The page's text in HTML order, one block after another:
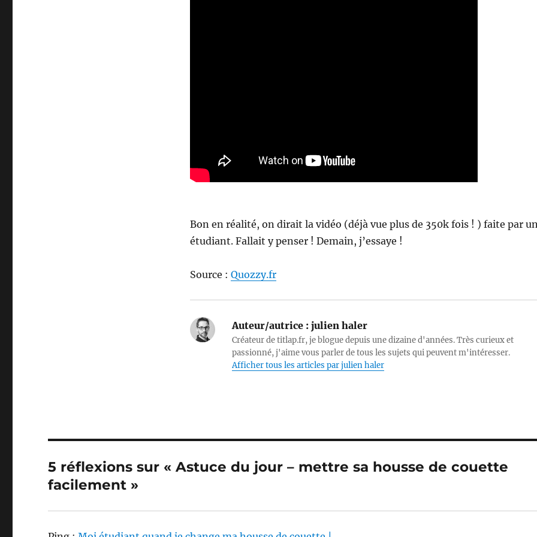
Bon en réalité, on dirait la vidéo (déjà vue plus de 350k fois ! ) faite par
étudiant. Fallait y penser ! Demain, j’essaye !
Source : Quozzy.fr
Auteur/autrice :julien haler
Créateur de titlap.fr, je blogue depuis une dizaine d'années. Très curieux et
passionné, j'aime vous parler de tous les sujets qui peuvent m'intéresser.
Afficher tous les articles par julien haler
5 réflexions sur « Astuce du jour – mettre sa housse de couette
facilement »